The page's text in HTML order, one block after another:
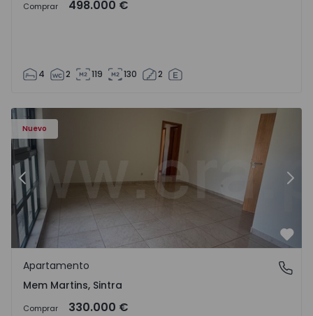
Comprar 498.000 €
4 2 119 130 2
Nuevo
- 15
Apartamento T3 Sintra, Algueirão-Mem Martins -
Anterior
Mem Martins, Sintra
Apartamento
Mem Martins, Sintra
Comprar 330.000 €